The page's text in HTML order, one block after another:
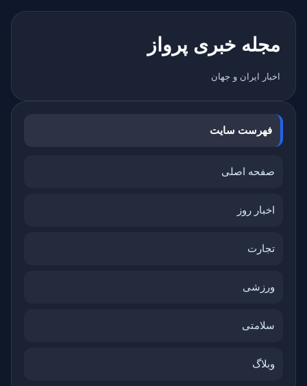
مجله خبری پرواز
اخبار ایران و جهان
فهرست سایت
صفحه اصلی
اخبار روز
تجارت
ورزشی
سلامتی
وبلاگ